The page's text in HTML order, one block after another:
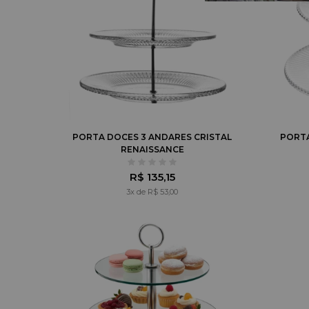
PORTA DOCES 3 ANDARES CRISTAL
RENAISSANCE
R$ 135,15
3x de R$ 53,00